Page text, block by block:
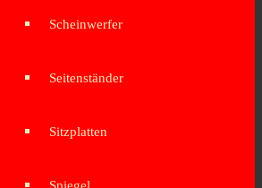
Scheinwerfer
Seitenständer
Sitzplatten